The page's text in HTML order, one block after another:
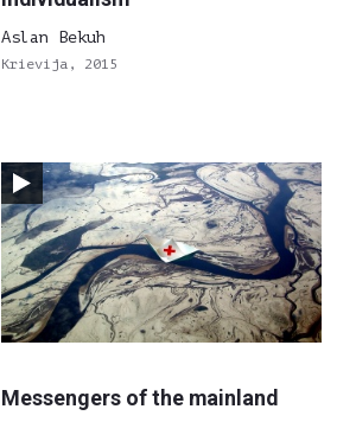
Aslan Bekuh
Krievija, 2015
Messengers of the mainland